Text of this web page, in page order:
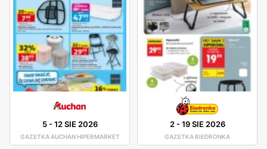
5-12 SIE 2026
GAZETKA AUCHAN HIPERMARKET
2-19 SIE 2026
GAZETKA BIEDRONKA